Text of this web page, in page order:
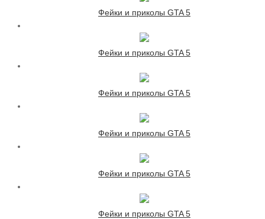
Фейки и приколы GTA 5
Фейки и приколы GTA 5
Фейки и приколы GTA 5
Фейки и приколы GTA 5
Фейки и приколы GTA 5
Фейки и приколы GTA 5